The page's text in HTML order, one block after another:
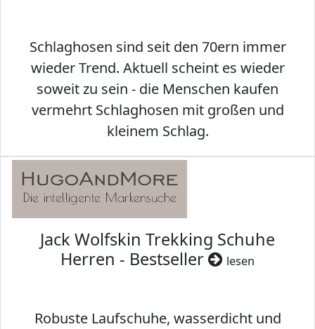
Schlaghosen sind seit den 70ern immer
wieder Trend. Aktuell scheint es wieder
soweit zu sein - die Menschen kaufen
vermehrt Schlaghosen mit großen und
kleinem Schlag.
Jack Wolfskin Trekking Schuhe
Herren - Bestseller
lesen
Robuste Laufschuhe, wasserdicht und